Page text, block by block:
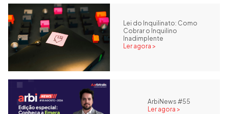
Lei do Inquilinato: Como
Cobrar o Inquilino
Inadimplente
Ler agora >
ArbiNews #55
Ler agora >